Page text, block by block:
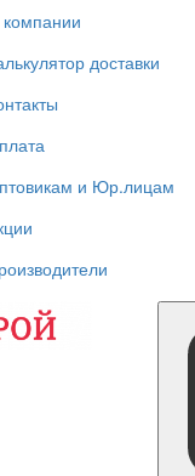
доставки
и Юр.лицам